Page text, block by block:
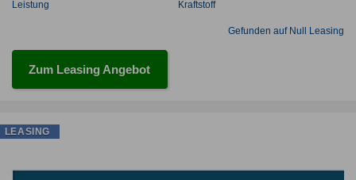
Leistung Kraftstoff
Gefunden auf Null Leasing
Zum Leasing Angebot
LEASING